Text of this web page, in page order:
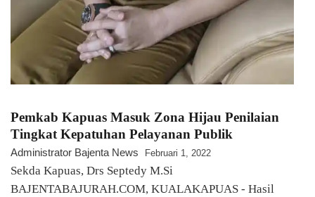
Pemkab Kapuas Masuk Zona Hijau Penilaian
Tingkat Kepatuhan Pelayanan Publik
Administrator Bajenta News Februari 1, 2022
Sekda Kapuas, Drs Septedy M.Si
BAJENTABAJURAH.COM, KUALAKAPUAS - Hasil